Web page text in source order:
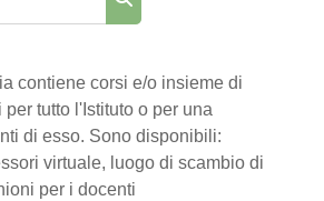
Cerca corsi
contiene corsi e/o insieme di
tutto l'Istituto o per una
di esso. Sono disponibili:
virtuale, luogo di scambio di
per i docenti